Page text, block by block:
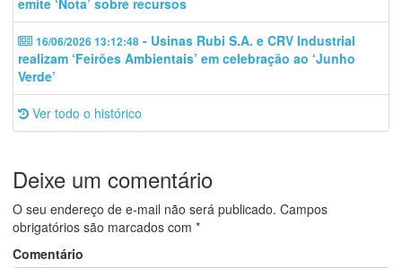
emite ‘Nota’ sobre recursos
16/06/2026 13:12:48 - Usinas Rubi S.A. e CRV Industrial
realizam ‘Feirões Ambientais’ em celebração ao ‘Junho
Verde’
Ver todo o histórico
Deixe um comentário
O seu endereço de e-mail não será publicado. Campos
obrigatórios são marcados com *
Comentário